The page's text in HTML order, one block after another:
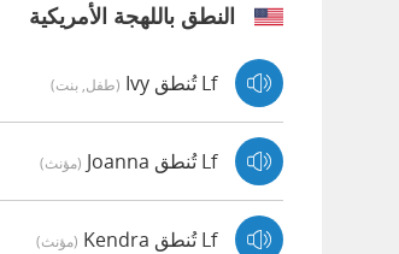
النطق باللهجة الأمريكية
Lf تُنطق Ivy (طفل, بنت)
Lf تُنطق Joanna (مؤنث)
Lf تُنطق Kendra (مؤنث)